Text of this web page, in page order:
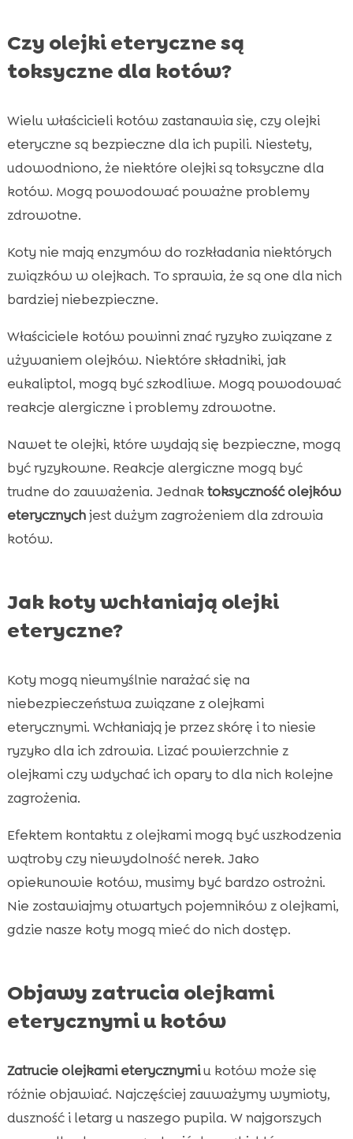
Czy olejki eteryczne są
toksyczne dla kotów?
Wielu właścicieli kotów zastanawia się, czy olejki
eteryczne są bezpieczne dla ich pupili. Niestety,
udowodniono, że niektóre olejki są toksyczne dla
kotów. Mogą powodować poważne problemy
zdrowotne.
Koty nie mają enzymów do rozkładania niektórych
związków w olejkach. To sprawia, że są one dla nich
bardziej niebezpieczne.
Właściciele kotów powinni znać ryzyko związane z
używaniem olejków. Niektóre składniki, jak
eukaliptol, mogą być szkodliwe. Mogą powodować
reakcje alergiczne i problemy zdrowotne.
Nawet te olejki, które wydają się bezpieczne, mogą
być ryzykowne. Reakcje alergiczne mogą być
trudne do zauważenia. Jednaktoksyczność olejków
eterycznychjest dużym zagrożeniem dla zdrowia
kotów.
Jak koty wchłaniają olejki
eteryczne?
Koty mogą nieumyślnie narażać się na
niebezpieczeństwa związane z olejkami
eterycznymi. Wchłaniają je przez skórę i to niesie
ryzyko dla ich zdrowia. Lizać powierzchnie z
olejkami czy wdychać ich opary to dla nich kolejne
zagrożenia.
Efektem kontaktu z olejkami mogą być uszkodzenia
wątroby czy niewydolność nerek. Jako
opiekunowie kotów, musimy być bardzo ostrożni.
Nie zostawiajmy otwartych pojemników z olejkami,
gdzie nasze koty mogą mieć do nich dostęp.
Objawy zatrucia olejkami
eterycznymi u kotów
Zatrucie olejkami eterycznymiu kotów może się
różnie objawiać. Najczęściej zauważymy wymioty,
duszność i letarg u naszego pupila. W najgorszych